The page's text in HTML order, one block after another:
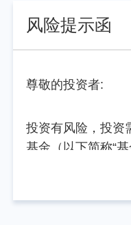
风险提示函
尊敬的投资者:
投资有风险，投资
基金（以下简称“
其主要功能是分散
提供固定收益预期